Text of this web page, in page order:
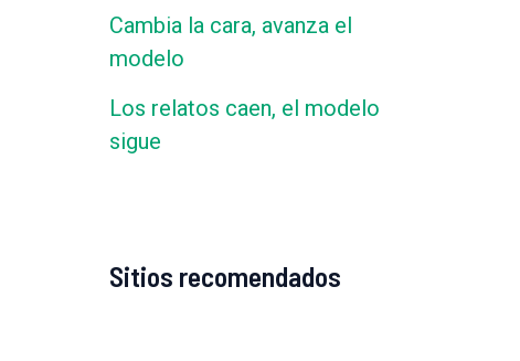
Cambia la cara, avanza el
modelo
Los relatos caen, el modelo
sigue
Sitios recomendados